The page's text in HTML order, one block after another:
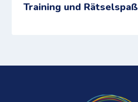
Training und Rätselspaß